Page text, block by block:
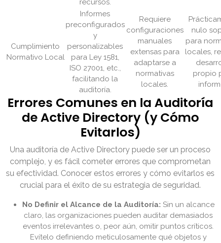
recursos.
Cumplimiento
Normativo Local
Informes
preconfigurados
y
personalizables
para Ley 1581,
ISO 27001, etc.,
facilitando la
auditoría.
Requiere
configuraciones
manuales
extensas para
adaptarse a
normativas
locales.
nulo
para
locales,
propio
Errores Comunes en la Auditoría
de Active Directory (y Cómo
Evitarlos)
Una auditoría de Active Directory puede ser un proceso
complejo, y es fácil cometer errores que comprometan
su efectividad. Conocer estos errores y cómo evitarlos es
crucial para el éxito de su estrategia de seguridad.
No Definir el Alcance de la Auditoría: Sin un alcance
claro, las organizaciones pueden auditar demasiados
eventos irrelevantes o, peor aún, omitir puntos críticos.
Evítelo definiendo meticulosamente qué objetos y